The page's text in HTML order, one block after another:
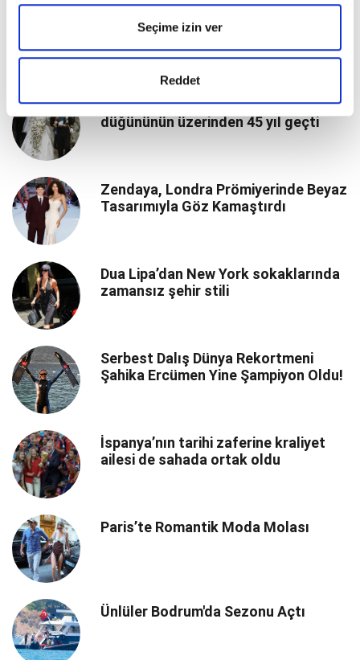
Seçime izin ver
Reddet
Kraliyet Ailesi’nin En Konuşulan
Geleneği: Balmoral Testi Nedir?
Prenses Diana’nın tarihe geçen
düğününün üzerinden 45 yıl geçti
Zendaya, Londra Prömiyerinde Beyaz
Tasarımıyla Göz Kamaştırdı
Dua Lipa’dan New York sokaklarında
zamansız şehir stili
Serbest Dalış Dünya Rekortmeni
Şahika Ercümen Yine Şampiyon Oldu!
İspanya’nın tarihi zaferine kraliyet
ailesi de sahada ortak oldu
Paris’te Romantik Moda Molası
Ünlüler Bodrum'da Sezonu Açtı